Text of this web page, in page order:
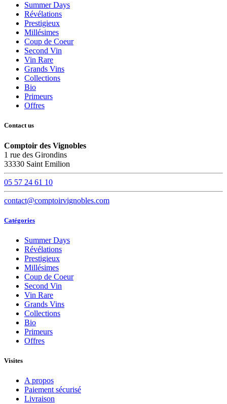
Summer Days
Révélations
Prestigieux
Millésimes
Coup de Coeur
Second Vin
Vin Rare
Grands Vins
Collections
Bio
Primeurs
Offres
Contact us
Comptoir des Vignobles
1 rue des Girondins
33330 Saint Emilion
05 57 24 61 10
contact@comptoirvignobles.com
Catégories
Summer Days
Révélations
Prestigieux
Millésimes
Coup de Coeur
Second Vin
Vin Rare
Grands Vins
Collections
Bio
Primeurs
Offres
Visites
A propos
Paiement sécurisé
Livraison